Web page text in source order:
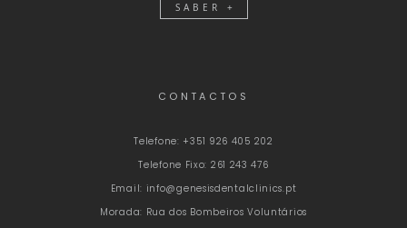
SABER +
CONTACTOS
Telefone: +351 926 405 202
Telefone Fixo: 261 243 476
Email: info@genesisdentalclinics.pt
Morada: Rua dos Bombeiros Voluntários